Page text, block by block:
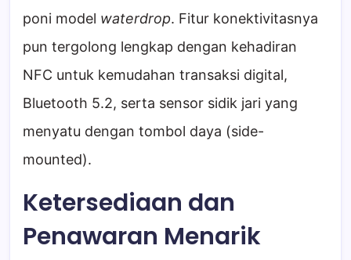
poni model waterdrop. Fitur konektivitasnya
pun tergolong lengkap dengan kehadiran
NFC untuk kemudahan transaksi digital,
Bluetooth 5.2, serta sensor sidik jari yang
menyatu dengan tombol daya (side-
mounted).
Ketersediaan dan
Penawaran Menarik